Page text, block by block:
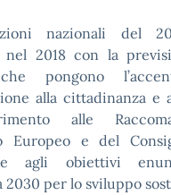
nazionali del
nel 2018 con la
pongono
alla cittadinanza e
alle
Europeo e del
agli obiettivi
2030 per lo sviluppo